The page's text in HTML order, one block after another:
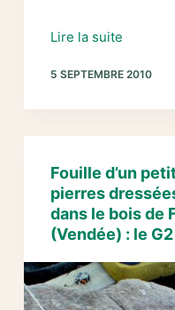
Lire la suite2010
Etude,
de
pierres
de
Rairé
5 SEPTEMBRE 2010
Fouille d’un
pierres
dans le bois de
(Vendée) : le